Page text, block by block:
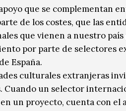
que se complementan
de los costes, que las
que vienen a nuestro
por parte de selectores
España.
culturales extranjeras
Cuando un selector
un proyecto, cuenta con el